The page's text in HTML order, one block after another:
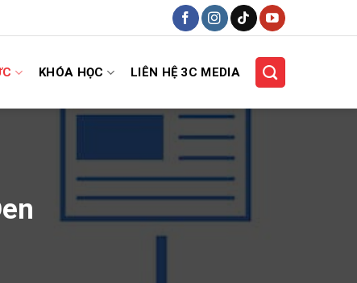
KHÓA HỌC LIÊN HỆ 3C MEDIA